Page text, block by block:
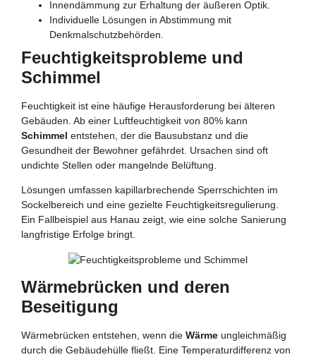
Innendämmung zur Erhaltung der äußeren Optik.
Individuelle Lösungen in Abstimmung mit
Denkmalschutzbehörden.
Feuchtigkeitsprobleme und
Schimmel
Feuchtigkeit ist eine häufige Herausforderung bei älteren
Gebäuden. Ab einer Luftfeuchtigkeit von 80% kann
Schimmel entstehen, der die Bausubstanz und die
Gesundheit der Bewohner gefährdet. Ursachen sind oft
undichte Stellen oder mangelnde Belüftung.
Lösungen umfassen kapillarbrechende Sperrschichten im
Sockelbereich und eine gezielte Feuchtigkeitsregulierung.
Ein Fallbeispiel aus Hanau zeigt, wie eine solche Sanierung
langfristige Erfolge bringt.
Wärmebrücken und deren
Beseitigung
Wärmebrücken entstehen, wenn die Wärme ungleichmäßig
durch die Gebäudehülle fließt. Eine Temperaturdifferenz von